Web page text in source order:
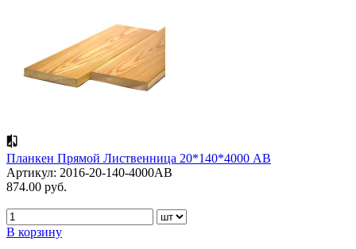
Планкен Прямой Лиственница 20*140*4000 АВ
Артикул: 2016-20-140-4000AB
874.00 руб.
В корзину